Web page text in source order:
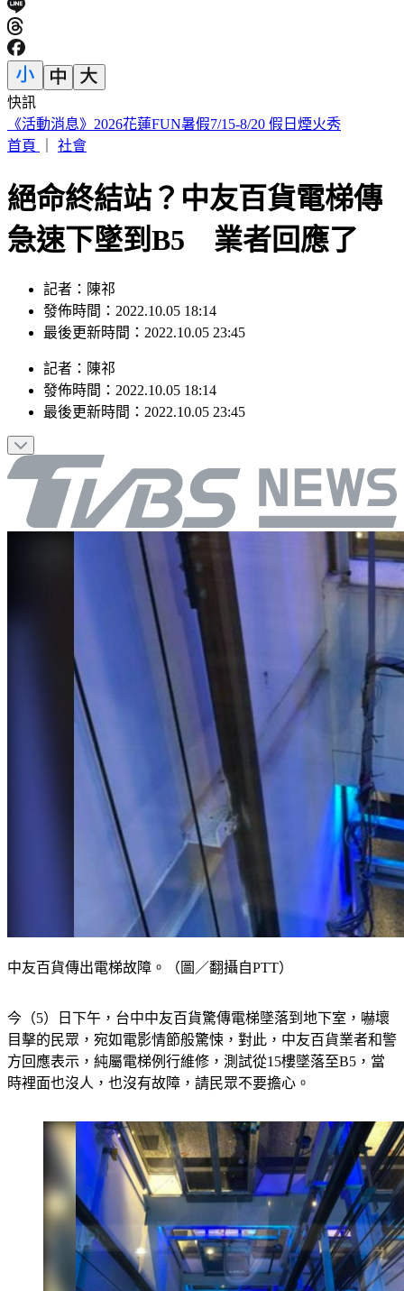
快訊
山本由伸5.2局零失分！大谷翔平10局超前安 道奇成功終止7
連敗
絕命終結站？中友百貨電梯傳
急速下墜到B5 業者回應了
記者：陳祁
發佈時間：2022.10.05 18:14
記者：陳祁
發佈時間：2022.10.05 18:14
今（5）日下午，台中中友百貨驚傳電梯墜落到地下室，嚇壞
目擊的民眾，宛如電影情節般驚悚，對此，中友百貨業者和警
方回應表示，純屬電梯例行維修，測試從15樓墜落至B5，當